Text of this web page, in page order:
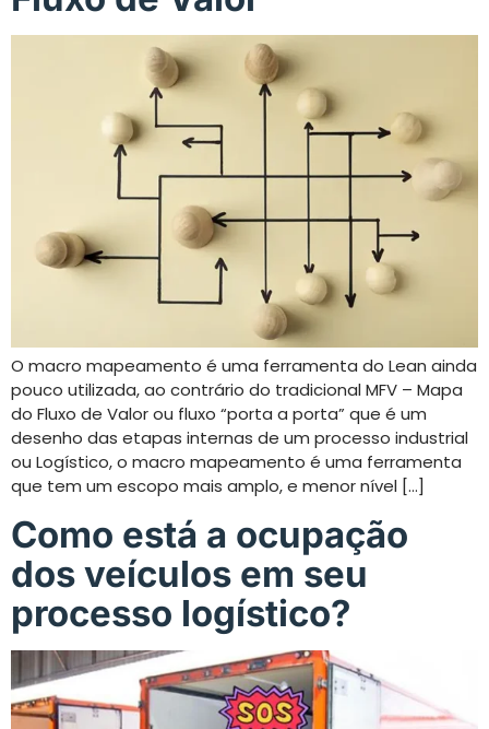
O macro mapeamento é uma ferramenta do Lean ainda
pouco utilizada, ao contrário do tradicional MFV – Mapa
do Fluxo de Valor ou fluxo “porta a porta” que é um
desenho das etapas internas de um processo industrial
ou Logístico, o macro mapeamento é uma ferramenta
que tem um escopo mais amplo, e menor nível […]
Como está a ocupação
dos veículos em seu
processo logístico?